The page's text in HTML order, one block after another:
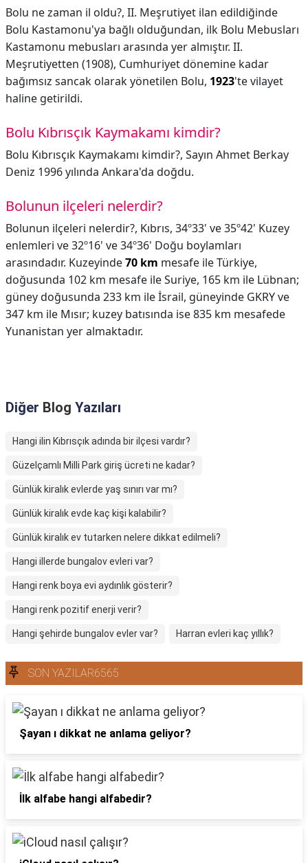
Bolu ne zaman il oldu?, II. Meşrutiyet ilan edildiğinde
Bolu Kastamonu'ya bağlı olduğundan, ilk Bolu Mebusları
Kastamonu mebusları arasında yer almıştır. II.
Meşrutiyetten (1908), Cumhuriyet dönemine kadar
bağımsız sancak olarak yönetilen Bolu, 1923'te vilayet
haline getirildi.
Bolu Kıbrısçık Kaymakamı kimdir?
Bolu Kıbrısçık Kaymakamı kimdir?, Sayın Ahmet Berkay
Deniz 1996 yılında Ankara'da doğdu.
Bolunun ilçeleri nelerdir?
Bolunun ilçeleri nelerdir?, Kıbrıs, 34º33' ve 35º42' Kuzey
enlemleri ve 32º16' ve 34º36' Doğu boylamları
arasındadır. Kuzeyinde70 km mesafe ile Türkiye,
doğusunda 102 km mesafe ile Suriye, 165 km ile Lübnan;
güney doğusunda 233 km ile İsrail, güneyinde GKRY ve
347 km ile Mısır; kuzey batısında ise 835 km mesafede
Yunanistan yer almaktadır.
Diğer Blog Yazıları
Hangi ilin Kıbrısçık adında bir ilçesi vardır?
Güzelçamlı Milli Park giriş ücreti ne kadar?
Günlük kiralık evlerde yaş sınırı var mı?
Günlük kiralık evde kaç kişi kalabilir?
Günlük kiralık ev tutarken nelere dikkat edilmeli?
Hangi illerde bungalov evleri var?
Hangi renk boya evi aydınlık gösterir?
Hangi renk pozitif enerji verir?
Hangi şehirde bungalov evler var? Harran evleri kaç yıllık?
SON YAZILAR6565
Şayan ı dikkat ne anlama geliyor?
İlk alfabe hangi alfabedir?